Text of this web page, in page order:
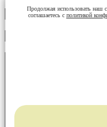
Продолжая использовать наш
соглашаетесь с политикой